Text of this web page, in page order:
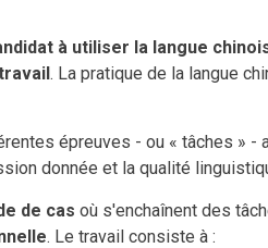
à utiliser la langue
. La pratique de la langue
épreuves - ou « tâches » -
donnée et la qualité
de cas où s'enchaînent des
. Le travail consiste à :